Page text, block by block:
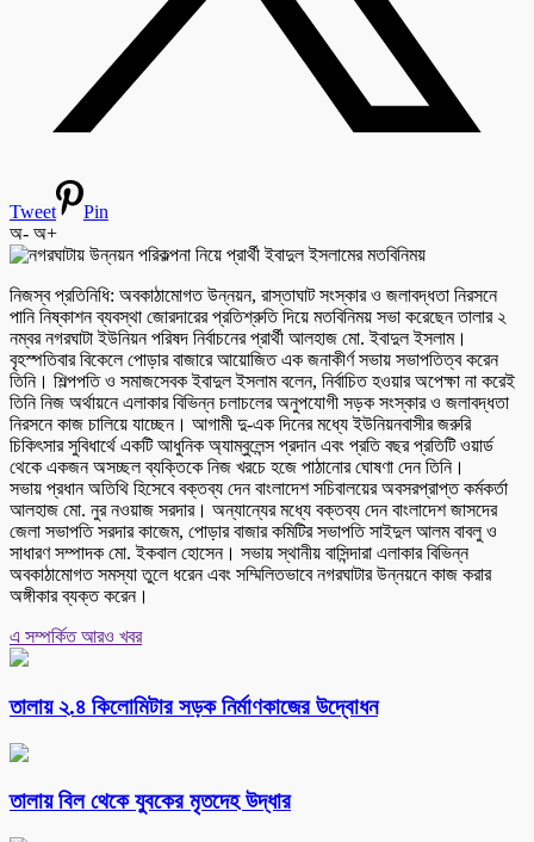
Tweet
Pin
অ- অ+
নিজস্ব প্রতিনিধি: অবকাঠামোগত উন্নয়ন, রাস্তাঘাট সংস্কার ও জলাবদ্ধতা নিরসনে
পানি নিষ্কাশন ব্যবস্থা জোরদারের প্রতিশ্রুতি দিয়ে মতবিনিময় সভা করেছেন তালার ২
নম্বর নগরঘাটা ইউনিয়ন পরিষদ নির্বাচনের প্রার্থী আলহাজ মো. ইবাদুল ইসলাম।
বৃহস্পতিবার বিকেলে পোড়ার বাজারে আয়োজিত এক জনাকীর্ণ সভায় সভাপতিত্ব করেন
তিনি। শিল্পপতি ও সমাজসেবক ইবাদুল ইসলাম বলেন, নির্বাচিত হওয়ার অপেক্ষা না করেই
তিনি নিজ অর্থায়নে এলাকার বিভিন্ন চলাচলের অনুপযোগী সড়ক সংস্কার ও জলাবদ্ধতা
নিরসনে কাজ চালিয়ে যাচ্ছেন। আগামী দু-এক দিনের মধ্যে ইউনিয়নবাসীর জরুরি
চিকিৎসার সুবিধার্থে একটি আধুনিক অ্যাম্বুলেন্স প্রদান এবং প্রতি বছর প্রতিটি ওয়ার্ড
থেকে একজন অসচ্ছল ব্যক্তিকে নিজ খরচে হজে পাঠানোর ঘোষণা দেন তিনি।
সভায় প্রধান অতিথি হিসেবে বক্তব্য দেন বাংলাদেশ সচিবালয়ের অবসরপ্রাপ্ত কর্মকর্তা
আলহাজ মো. নুর নওয়াজ সরদার। অন্যান্যের মধ্যে বক্তব্য দেন বাংলাদেশ জাসদের
জেলা সভাপতি সরদার কাজেম, পোড়ার বাজার কমিটির সভাপতি সাইদুল আলম বাবলু ও
সাধারণ সম্পাদক মো. ইকবাল হোসেন। সভায় স্থানীয় বাসিন্দারা এলাকার বিভিন্ন
অবকাঠামোগত সমস্যা তুলে ধরেন এবং সম্মিলিতভাবে নগরঘাটার উন্নয়নে কাজ করার
অঙ্গীকার ব্যক্ত করেন।
এ সম্পর্কিত আরও খবর
তালায় ২.৪ কিলোমিটার সড়ক নির্মাণকাজের উদ্বোধন
তালায় বিল থেকে যুবকের মৃতদেহ উদ্ধার